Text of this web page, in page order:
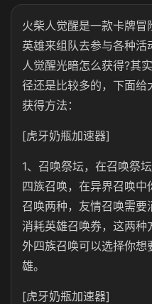
火柴人觉醒是一款卡牌
英雄来组队去参与各种
人觉醒光暗怎么获得?其
径还是比较多的，下面给
获得方法：
[虎牙奶瓶加速器]
1、召唤祭坛，在召唤祭
四族召唤，在异界召唤
召唤两种，友情召唤需
消耗英雄召唤券，这两种
外四族召唤可以选择你想
雄。
[虎牙奶瓶加速器]